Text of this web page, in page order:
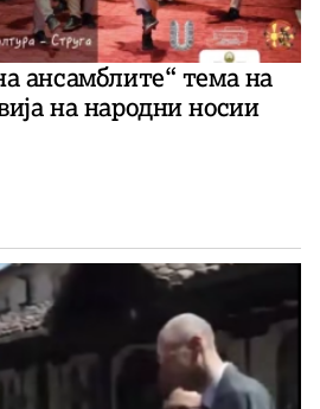
ансамблите“ тема на
на народни носии